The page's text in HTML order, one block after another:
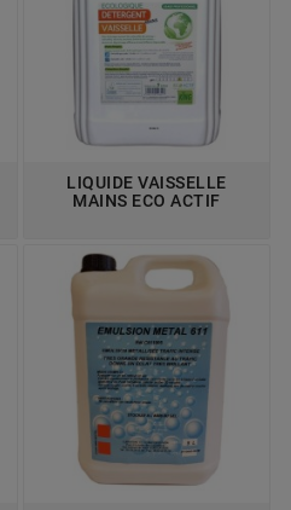
LIQUIDE VAISSELLE
MAINS ECO ACTIF